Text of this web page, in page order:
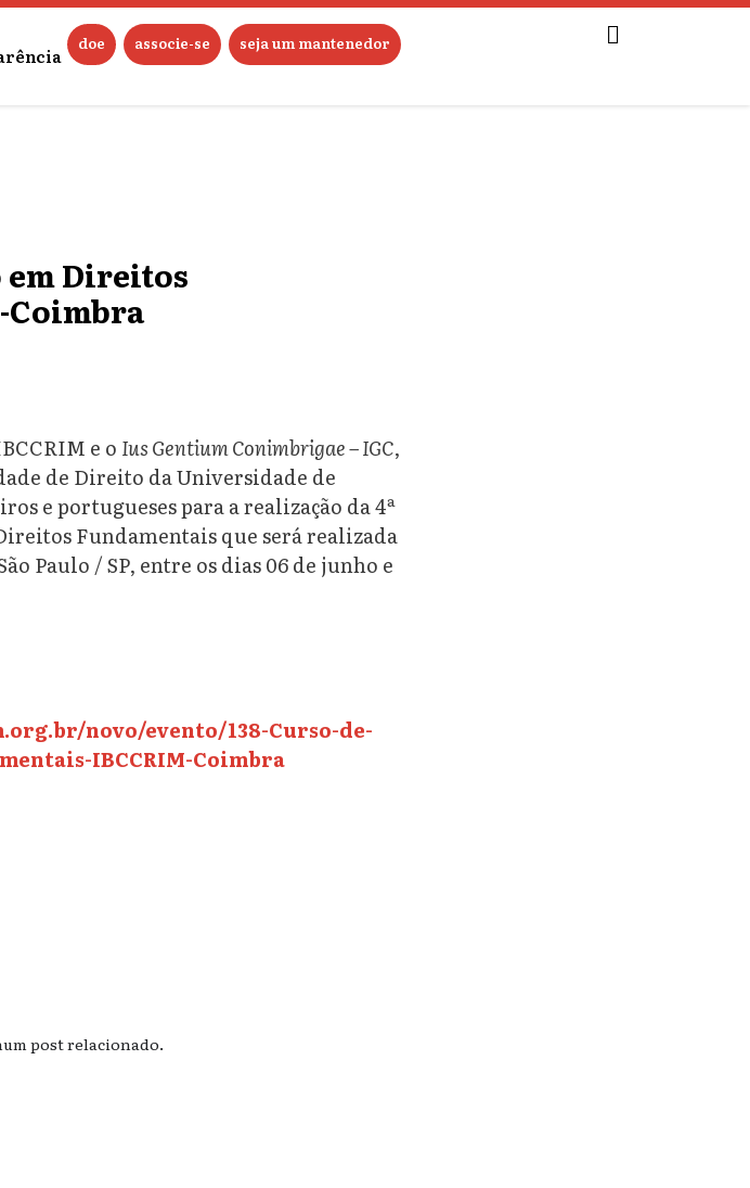
doe associe-se seja um mantenedor
em Direitos
Coimbra
e o Ius Gentium Conimbrigae – IGC,
de Direito da Universidade de
e portugueses para a realização da 4ª
Fundamentais que será realizada
Paulo / SP, entre os dias 06 de junho e
novo/evento/138-Curso-de-
IBCCRIM-Coimbra
post relacionado.